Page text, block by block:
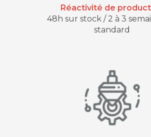
Réactivité de
48h sur stock / 2 à 3
standard